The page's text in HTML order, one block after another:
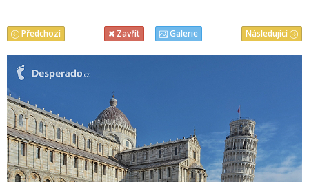
Následující
Předchozí Zavřít Galerie